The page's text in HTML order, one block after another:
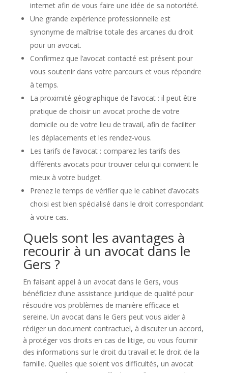
internet afin de vous faire une idée de sa notoriété.
Une grande expérience professionnelle est
synonyme de maîtrise totale des arcanes du droit
pour un avocat.
Confirmez que l’avocat contacté est présent pour
vous soutenir dans votre parcours et vous répondre
à temps.
La proximité géographique de l’avocat : il peut être
pratique de choisir un avocat proche de votre
domicile ou de votre lieu de travail, afin de faciliter
les déplacements et les rendez-vous.
Les tarifs de l’avocat : comparez les tarifs des
différents avocats pour trouver celui qui convient le
mieux à votre budget.
Prenez le temps de vérifier que le cabinet d’avocats
choisi est bien spécialisé dans le droit correspondant
à votre cas.
Quels sont les avantages à
recourir à un avocat dans le
Gers ?
En faisant appel à un avocat dans le Gers, vous
bénéficiez d’une assistance juridique de qualité pour
résoudre vos problèmes de manière efficace et
sereine. Un avocat dans le Gers peut vous aider à
rédiger un document contractuel, à discuter un accord,
à protéger vos droits en cas de litige, ou vous fournir
des informations sur le droit du travail et le droit de la
famille. Quelles que soient vos difficultés, un avocat